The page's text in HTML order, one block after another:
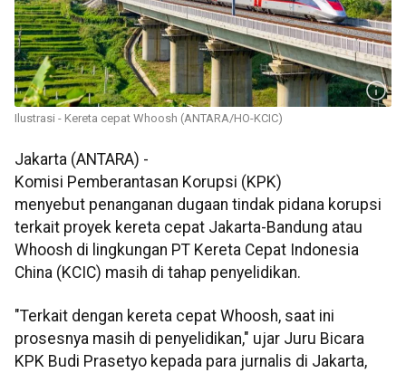
Ilustrasi - Kereta cepat Whoosh (ANTARA/HO-KCIC)
Jakarta (ANTARA) -
Komisi Pemberantasan Korupsi (KPK)
menyebut penanganan dugaan tindak pidana korupsi
terkait proyek kereta cepat Jakarta-Bandung atau
Whoosh di lingkungan PT Kereta Cepat Indonesia
China (KCIC) masih di tahap penyelidikan.
"Terkait dengan kereta cepat Whoosh, saat ini
prosesnya masih di penyelidikan," ujar Juru Bicara
KPK Budi Prasetyo kepada para jurnalis di Jakarta,